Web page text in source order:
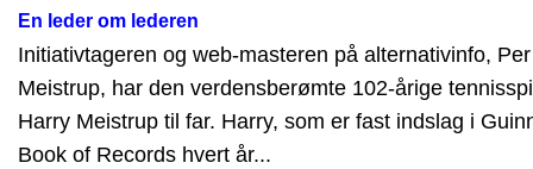
En leder om lederen
Initiativtageren og web-masteren på alternativinfo, Per
Meistrup, har den verdensberømte 102-årige
Harry Meistrup til far. Harry, som er fast indslag i
Book of Records hvert år...